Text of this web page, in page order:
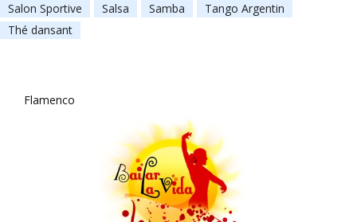
Salon Sportive
Salsa Samba
Tango Argentin
Thé dansant
Flamenco